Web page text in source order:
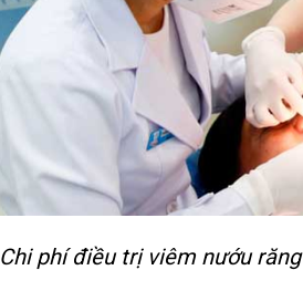
Chi phí điều trị viêm nướu